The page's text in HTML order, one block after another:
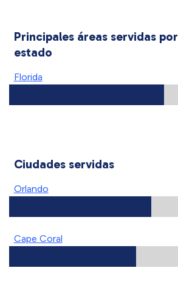
Principales áreas servidas por
estado
Florida
Ciudades servidas
Orlando
Cape Coral